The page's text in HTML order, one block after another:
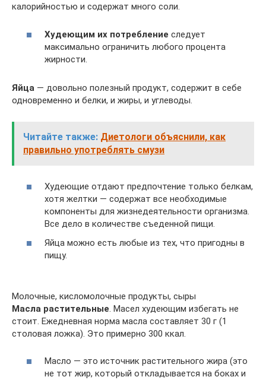
калорийностью и содержат много соли.
Худеющим их потребление следует
максимально ограничить любого процента
жирности.
Яйца — довольно полезный продукт, содержит в себе
одновременно и белки, и жиры, и углеводы.
Читайте также: Диетологи объяснили, как
правильно употреблять смузи
Худеющие отдают предпочтение только белкам,
хотя желтки — содержат все необходимые
компоненты для жизнедеятельности организма.
Все дело в количестве съеденной пищи.
Яйца можно есть любые из тех, что пригодны в
пищу.
Молочные, кисломолочные продукты, сыры
Масла растительные . Масел худеющим избегать не
стоит. Ежедневная норма масла составляет 30 г (1
столовая ложка). Это примерно 300 ккал.
Масло — это источник растительного жира (это
не тот жир, который откладывается на боках и